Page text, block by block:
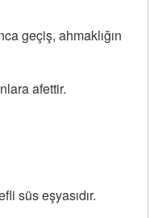
geçiş, ahmaklığın
afettir.
süs eşyasıdır.